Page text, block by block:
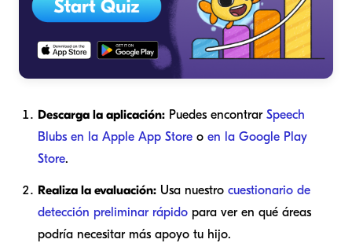
Descarga la aplicación: Puedes encontrar Speech
Blubs en la Apple App Store o en la Google Play
Store.
Realiza la evaluación: Usa nuestro cuestionario de
detección preliminar rápido para ver en qué áreas
podría necesitar más apoyo tu hijo.